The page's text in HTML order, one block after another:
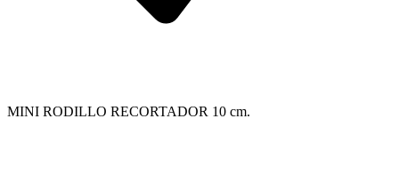
MINI RODILLO RECORTADOR 10 cm.